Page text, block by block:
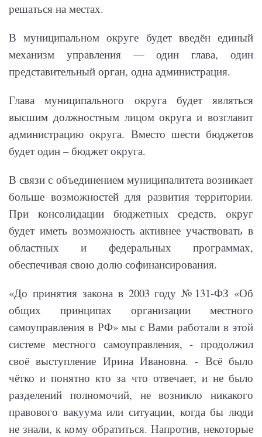
решаться на местах.
В муниципальном округе будет введён единый
механизм управления — один глава, один
представительный орган, одна администрация.
Глава муниципального округа будет являться
высшим должностным лицом округа и возглавит
администрацию округа. Вместо шести бюджетов
будет один – бюджет округа.
В связи с объединением муниципалитета возникает
больше возможностей для развития территории.
При консолидации бюджетных средств, округ
будет иметь возможность активнее участвовать в
областных и федеральных программах,
обеспечивая свою долю софинансирования.
«До принятия закона в 2003 году №131-ФЗ «Об
общих принципах организации местного
самоуправления в РФ» мы с Вами работали в этой
системе местного самоуправления, - продолжил
своё выступление Ирина Ивановна. - Всё было
чётко и понятно кто за что отвечает, и не было
разделений полномочий, не возникло никакого
правового вакуума или ситуации, когда бы люди
не знали, к кому обратиться. Напротив, некоторые